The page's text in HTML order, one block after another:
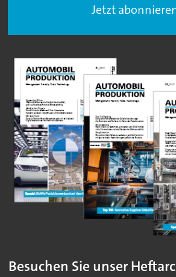
Jetzt
Besuchen Sie unser